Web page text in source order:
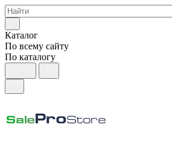
Каталог
По всему сайту
По каталогу